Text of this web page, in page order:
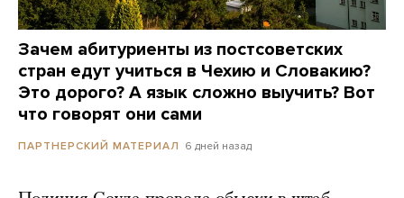
Зачем абитуриенты из постсоветских
стран едут учиться в Чехию и Словакию?
Это дорого? А язык сложно выучить? Вот
что говорят они сами
ПАРТНЕРСКИЙ МАТЕРИАЛ 6 дней назад